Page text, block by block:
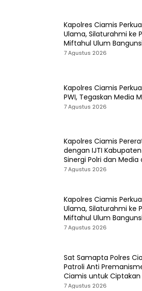
Kapolres Ciamis
Ulama, Silaturahmi ke
Miftahul Ulum
7 Agustus 2026
Kapolres Ciamis
PWI, Tegaskan Media
7 Agustus 2026
Kapolres Ciamis
dengan IJTI
Sinergi Polri dan
Kamtibmas
7 Agustus 2026
Kapolres Ciamis
Ulama, Silaturahmi ke
Miftahul Ulum
7 Agustus 2026
Sat Samapta Polres
Patroli Anti
Ciamis untuk Ciptakan
Masyarakat
7 Agustus 2026